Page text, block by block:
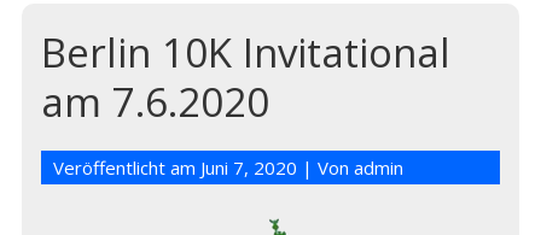
Berlin 10K Invitational
am 7.6.2020
Veröffentlicht am Juni 7, 2020 | Vonadmin